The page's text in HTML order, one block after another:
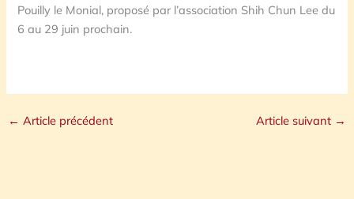
Pouilly le Monial, proposé par l’association Shih Chun Lee du
6 au 29 juin prochain.
← Article précédent Article suivant →